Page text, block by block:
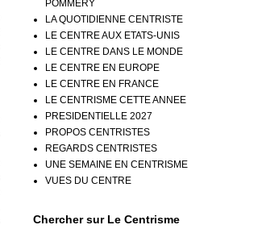
POMMERY
LA QUOTIDIENNE CENTRISTE
LE CENTRE AUX ETATS-UNIS
LE CENTRE DANS LE MONDE
LE CENTRE EN EUROPE
LE CENTRE EN FRANCE
LE CENTRISME CETTE ANNEE
PRESIDENTIELLE 2027
PROPOS CENTRISTES
REGARDS CENTRISTES
UNE SEMAINE EN CENTRISME
VUES DU CENTRE
Chercher sur Le Centrisme